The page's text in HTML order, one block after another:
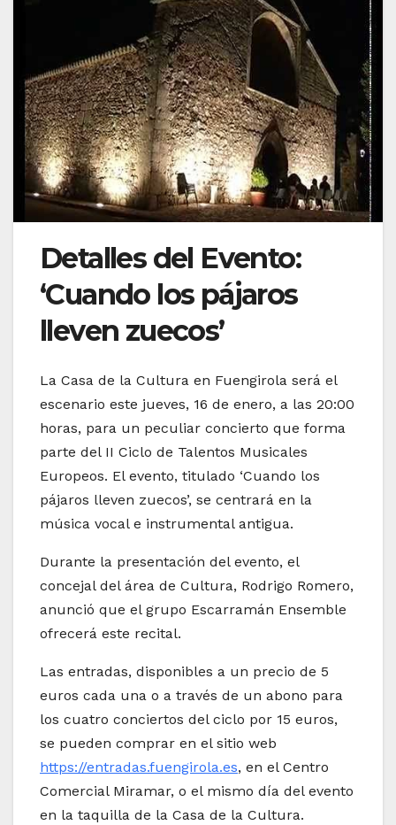
Detalles del Evento:
‘Cuando los pájaros
lleven zuecos’
La Casa de la Cultura en Fuengirola será el
escenario este jueves, 16 de enero, a las 20:00
horas, para un peculiar concierto que forma
parte del II Ciclo de Talentos Musicales
Europeos. El evento, titulado ‘Cuando los
pájaros lleven zuecos’, se centrará en la
música vocal e instrumental antigua.
Durante la presentación del evento, el
concejal del área de Cultura, Rodrigo Romero,
anunció que el grupo Escarramán Ensemble
ofrecerá este recital.
Las entradas, disponibles a un precio de 5
euros cada una o a través de un abono para
los cuatro conciertos del ciclo por 15 euros,
se pueden comprar en el sitio web
https://entradas.fuengirola.es, en el Centro
Comercial Miramar, o el mismo día del evento
en la taquilla de la Casa de la Cultura.